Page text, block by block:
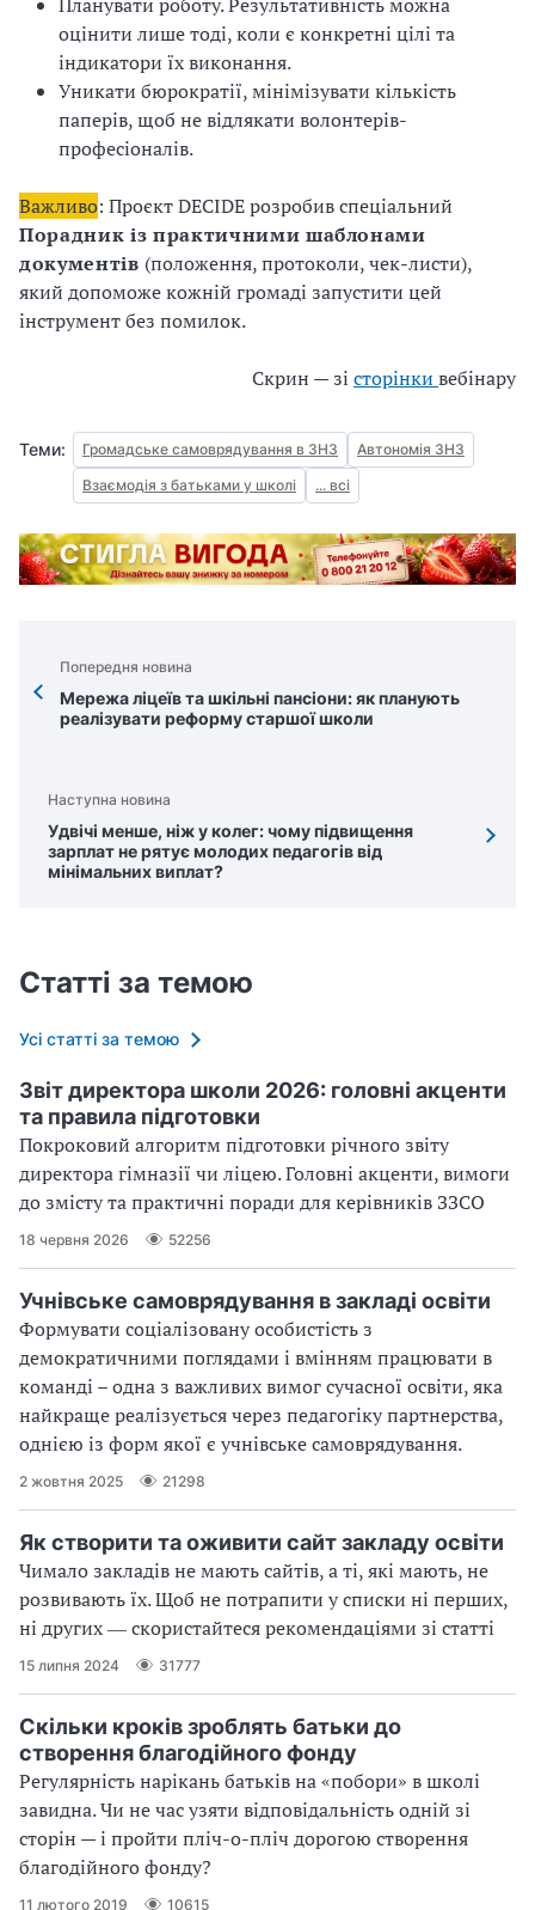
оцінити лише тоді, коли є конкретні цілі та
індикатори їх виконання.
Уникати бюрократії, мінімізувати кількість
паперів, щоб не відлякати волонтерів-
професіоналів.
Важливо: Проєкт DECIDE розробив спеціальний
Порадник із практичними шаблонами
документів (положення, протоколи, чек-листи),
який допоможе кожній громаді запустити цей
інструмент без помилок.
Скрин — зі сторінки вебінару
Теми: Громадське самоврядування в ЗНЗ
Автономія ЗНЗ
Взаємодія з батьками у школі
... всі
Попередня новина
Мережа ліцеїв та шкільні пансіони: як планують
реалізувати реформу старшої школи
Наступна новина
Удвічі менше, ніж у колег: чому підвищення
зарплат не рятує молодих педагогів від
мінімальних виплат?
Статті за темою
Усі статті за темою
Звіт директора школи 2026: головні акценти
та правила підготовки
Покроковий алгоритм підготовки річного звіту
директора гімназії чи ліцею. Головні акценти, вимоги
до змісту та практичні поради для керівників ЗЗСО
18 червня 2026 52256
Учнівське самоврядування в закладі освіти
Формувати соціалізовану особистість з
демократичними поглядами і вмінням працювати в
команді – одна з важливих вимог сучасної освіти, яка
найкраще реалізується через педагогіку партнерства,
однією із форм якої є учнівське самоврядування.
2 жовтня 2025 21298
Як створити та оживити сайт закладу освіти
Чимало закладів не мають сайтів, а ті, які мають, не
розвивають їх. Щоб не потрапити у списки ні перших,
ні других ― скористайтеся рекомендаціями зі статті
15 липня 2024 31777
Скільки кроків зроблять батьки до
створення благодійного фонду
Регулярність нарікань батьків на «побори» в школі
завидна. Чи не час узяти відповідальність одній зі
сторін — і пройти пліч-о-пліч дорогою створення
благодійного фонду?
11 лютого 2019 10615